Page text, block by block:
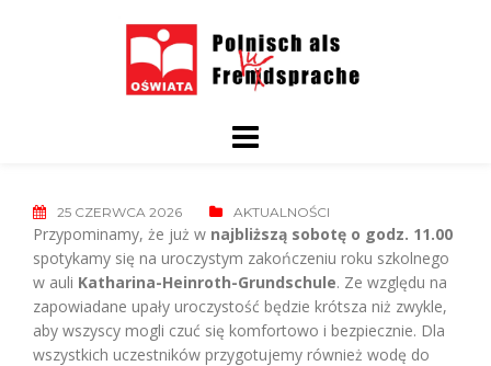
25 CZERWCA 2026 AKTUALNOŚCI
Przypominamy, że już w najbliższą sobotę o godz. 11.00
spotykamy się na uroczystym zakończeniu roku szkolnego
w auli Katharina-Heinroth-Grundschule. Ze względu na
zapowiadane upały uroczystość będzie krótsza niż zwykle,
aby wszyscy mogli czuć się komfortowo i bezpiecznie. Dla
wszystkich uczestników przygotujemy również wodę do